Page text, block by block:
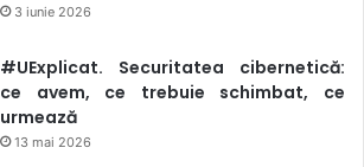
3 iunie 2026
#UExplicat. Securitatea cibernetică:
ce avem, ce trebuie schimbat, ce
urmează
13 mai 2026